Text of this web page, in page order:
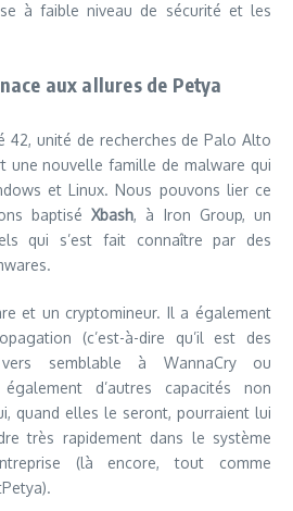
à faible niveau de sécurité et les
aux allures de Petya
42, unité de recherches de Palo Alto
nouvelle famille de malware qui
et Linux. Nous pouvons lier ce
baptiséXbash, à Iron Group, un
qui s’est fait connaître par des
et un cryptomineur. Il a également
(c’est-à-dire qu’il est des
vers semblable à WannaCry ou
d’autres capacités non
quand elles le seront, pourraient lui
très rapidement dans le système
(là encore, tout comme